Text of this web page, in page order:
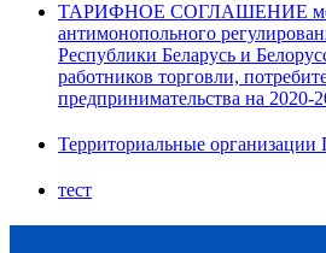
ТАРИФНОЕ СОГЛАШЕНИЕ
антимонопольного
Республики Беларусь и
работников торговли,
предпринимательства на 2020-
Территориальные организации
тест